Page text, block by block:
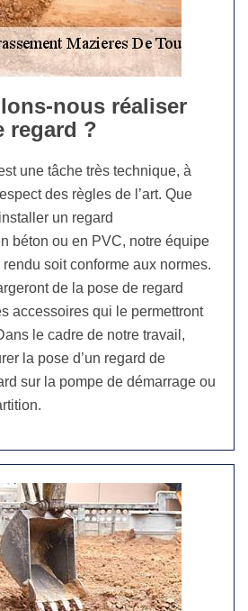
nous réaliser
regard ?
une tâche très technique, à
des règles de l’art. Que
un regard
béton ou en PVC, notre équipe
soit conforme aux normes.
de la pose de regard
accessoires qui le permettront
le cadre de notre travail,
la pose d’un regard de
sur la pompe de démarrage ou